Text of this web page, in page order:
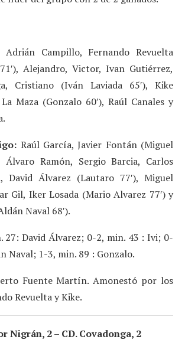
Adrián Campillo, Fernando Revuelta
Alejandro, Victor, Ivan Gutiérrez,
Cristiano (Iván Laviada 65′), Kike
Maza (Gonzalo 60′), Raúl Canales y
Raúl García, Javier Fontán (Miguel
Álvaro Ramón, Sergio Barcia, Carlos
David Álvarez (Lautaro 77′), Miguel
Gil, Iker Losada (Mario Alvarez 77′) y
Naval 68′).
27: David Álvarez; 0-2, min. 43 : Ivi; 0-
Naval; 1-3, min. 89 : Gonzalo.
Fuente Martín. Amonestó por los
Revuelta y Kike.
Nigrán, 2 – CD. Covadonga, 2